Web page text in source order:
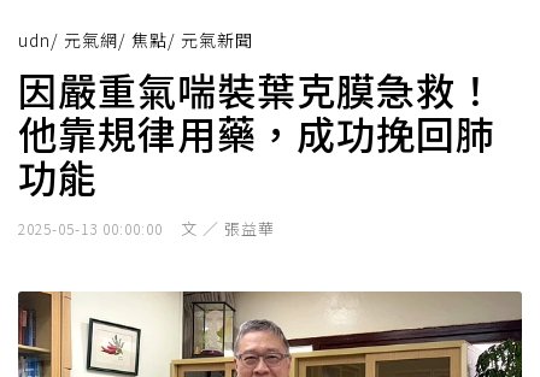
udn/ 元氣網/ 焦點/ 元氣新聞
因嚴重氣喘裝葉克膜急救！
他靠規律用藥，成功挽回肺
功能
2025-05-13 00:00:00 文 ／ 張益華